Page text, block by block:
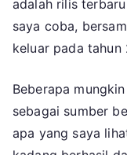
adalah rilis
saya coba,
keluar pada tahun
Beberapa
sebagai sumber
apa yang saya